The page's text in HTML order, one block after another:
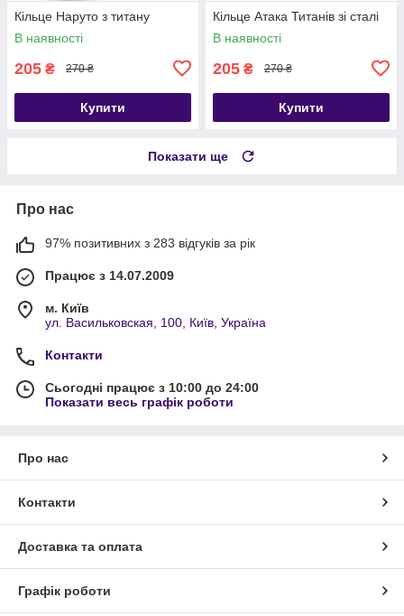
Кільце Наруто з титану
В наявності
205 ₴ 270 ₴
Купити
Кільце Атака Титанів зі сталі
В наявності
205 ₴ 270 ₴
Купити
Показати ще
Про нас
97% позитивних з 283 відгуків за рік
Працює з 14.07.2009
м. Київ
ул. Васильковская, 100, Київ, Україна
Контакти
Сьогодні працює з 10:00 до 24:00
Показати весь графік роботи
Про нас
Контакти
Доставка та оплата
Графік роботи